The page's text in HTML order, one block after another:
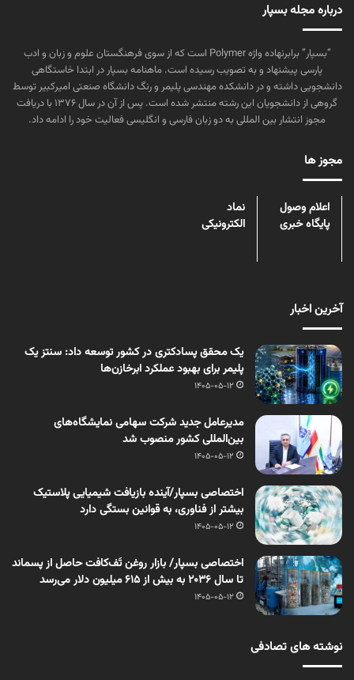
درباره مجله بسپار
“بسپار” برابرنهاده واژه Polymer است که از سوی فرهنگستان علوم و زبان و ادب
پارسی پیشنهاد و به تصویب رسیده است. ماهنامه بسپار در ابتدا خاستگاهی
دانشجویی داشته و در دانشکده مهندسی پلیمر و رنگ دانشگاه صنعتی امیرکبیر توسط
گروهی از دانشجویان این رشته منتشر شده است. پس از آن در سال ۱۳۷۶ با دریافت
مجوز انتشار بین المللی به دو زبان فارسی و انگلیسی فعالیت خود را ادامه داد.
مجوز ها
اعلام وصول
پایگاه خبری
نماد
الکترونیکی
آخرین اخبار
یک محقق پسادکتری در کشور توسعه داد: سنتز یک
پلیمر برای بهبود عملکرد ابرخازن‌ها
1405-05-12
مدیرعامل جدید شرکت سهامی نمایشگاه‌های
بین‌المللی کشور منصوب شد
1405-05-12
اختصاصی بسپار/آینده بازیافت شیمیایی پلاستیک
بیشتر از فناوری، به قوانین بستگی دارد
1405-05-12
اختصاصی بسپار/ بازار روغن تَف‌کافت حاصل از پسماند
تا سال ۲۰۳۶ به بیش از ۶۱۵ میلیون دلار می‌رسد
1405-05-12
نوشته های تصادفی